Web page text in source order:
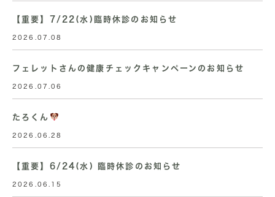
【重要】7/22(水)臨時休診のお知らせ
2026.07.08
フェレットさんの健康チェックキャンペーンのお知らせ
2026.07.06
たろくん
2026.06.28
【重要】6/24(水) 臨時休診のお知らせ
2026.06.15